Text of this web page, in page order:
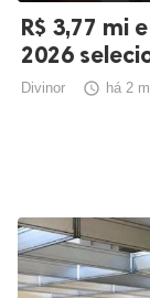
R$ 3,77 mi
2026
Divinor  há 2